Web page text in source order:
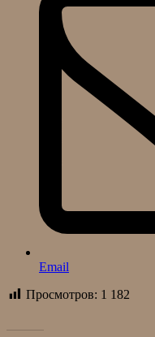
Email
Просмотров: 1 182